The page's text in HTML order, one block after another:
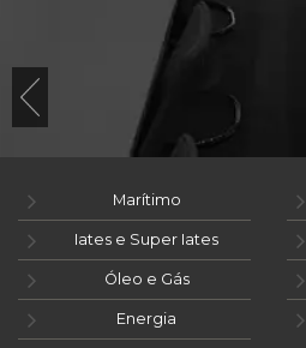
Marítimo
Iates e Super Iates
Óleo e Gás
Energia